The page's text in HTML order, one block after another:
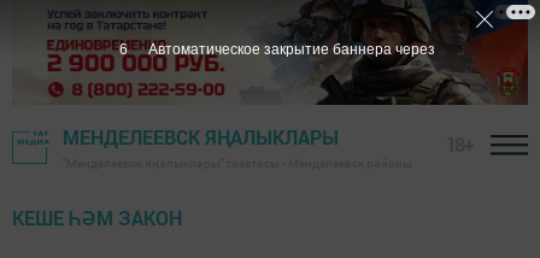
МЕНДЕЛЕЕВСК ЯҢАЛЫКЛАРЫ
КЕШЕ ҺӘМ ЗАКОН
5 Автоматическое закрытие баннера через